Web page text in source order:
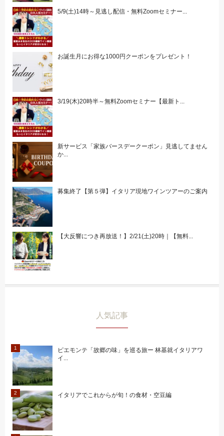
5/9(土)14時～見逃し配信・無料Zoomセミナー...
お誕生月にお得な1000円クーポンをプレゼント！
3/19(木)20時半～無料Zoomセミナー【最新ト...
新サービス「家族バースデークーポン」見逃してません
か...
募集終了【第５弾】イタリア現地ワインツアーのご案内
【大反響につき再放送！】2/21(土)20時｜【無料...
人気記事
ピエモンテ「故郷の味」を巡る旅ー 林基就イタリアワ
イ...
イタリアでこれからが旬！の食材・空豆編